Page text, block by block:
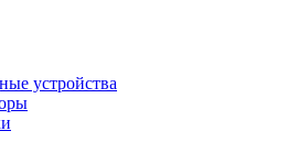
устройства